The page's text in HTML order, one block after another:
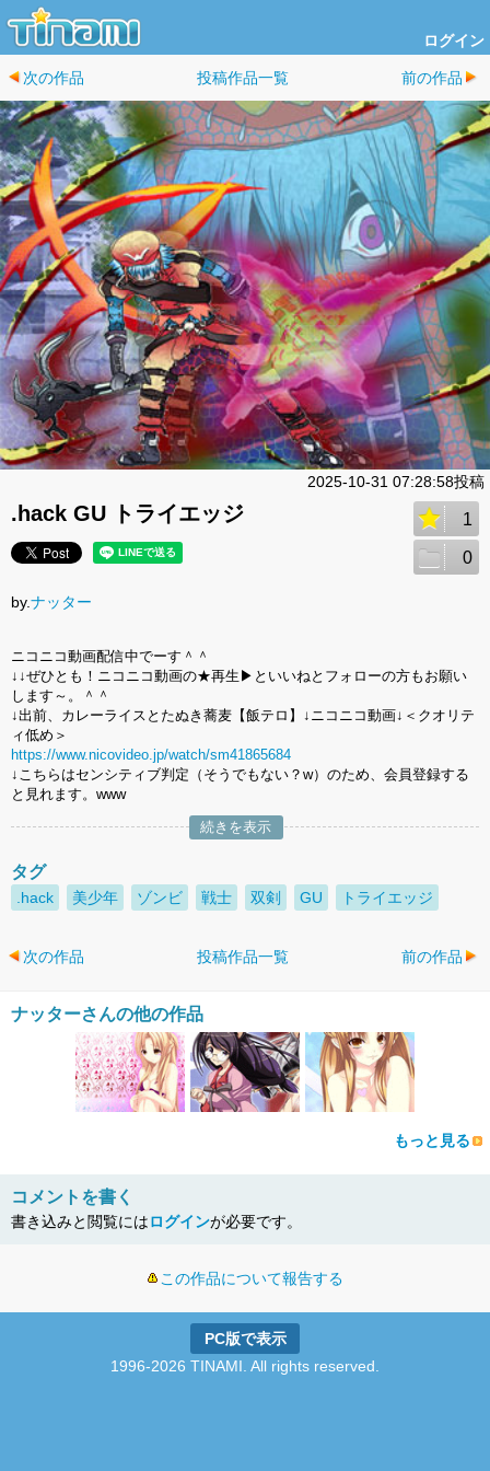
ログイン
次の作品 投稿作品一覧 前の作品
2025-10-31 07:28:58投稿
.hack GU トライエッジ 1
0
by.ナッター
ニコニコ動画配信中でーす＾＾
↓↓ぜひとも！ニコニコ動画の★再生▶︎といいねとフォローの方もお願い
します～。＾＾
↓出前、カレーライスとたぬき蕎麦【飯テロ】↓ニコニコ動画↓＜クオリテ
ィ低め＞
https://www.nicovideo.jp/watch/sm41865684
↓こちらはセンシティブ判定（そうでもない？w）のため、会員登録する
と見れます。www
続きを表示
タグ
.hack 美少年 ゾンビ 戦士 双剣 GU トライエッジ
次の作品 投稿作品一覧 前の作品
ナッターさんの他の作品
もっと見る
コメントを書く
書き込みと閲覧にはログインが必要です。
この作品について報告する
PC版で表示
1996-2026 TINAMI. All rights reserved.